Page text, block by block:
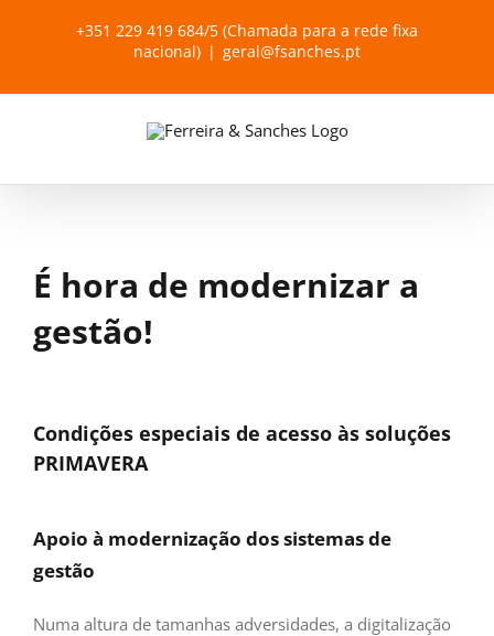
+351 229 419 684/5 (Chamada para a rede fixa
nacional) | geral@fsanches.pt
É hora de modernizar a
gestão!
Larger
Image
Condições especiais de acesso às soluções
PRIMAVERA
Apoio à modernização dos sistemas de
gestão
Numa altura de tamanhas adversidades, a digitalização